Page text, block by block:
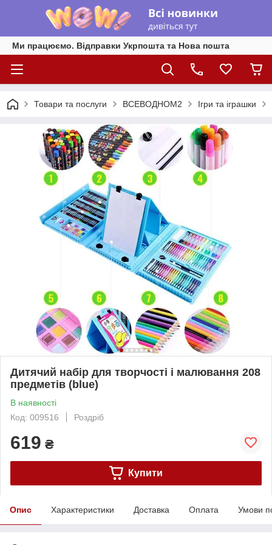
Ми працюємо. Відправки Укрпошта та Нова пошта
Товари та послуги ВСЕВОДНОМ2 Ігри та іграшки
Дитячий набір для творчості і малювання 208
предметів (blue)
В наявності
Код: 009516
Роздріб
619 ₴
Купити
Опис Характеристики Доставка Оплата Умови